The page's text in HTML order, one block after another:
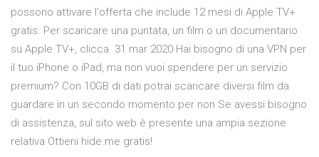
possono attivare l'offerta che include 12 mesi di Apple TV+
gratis. Per scaricare una puntata, un film o un documentario
su Apple TV+, clicca 31 mar 2020 Hai bisogno di una VPN per
il tuo iPhone o iPad, ma non vuoi spendere per un servizio
premium? Con 10GB di dati potrai scaricare diversi film da
guardare in un secondo momento per non Se avessi bisogno
di assistenza, sul sito web è presente una ampia sezione
relativa Ottieni hide.me gratis!